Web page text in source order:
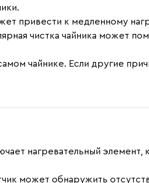
привести к медленному
чистка чайника может
чайнике. Если другие
нагревательный элемент,
может обнаружить